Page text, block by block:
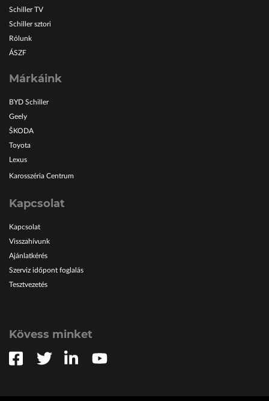
Schiller TV
Schiller sztori
Rólunk
ÁSZF
Márkáink
BYD Schiller
Geely
ŠKODA
Toyota
Lexus
Karosszéria Centrum
Kapcsolat
Kapcsolat
Visszahívunk
Ajánlatkérés
Szerviz időpont foglalás
Tesztvezetés
Kövess minket